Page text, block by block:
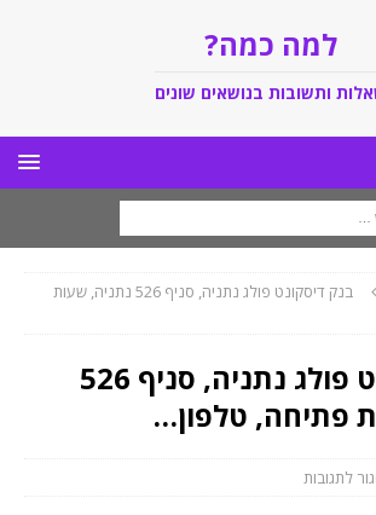
למה כמה?
ותשובות בנושאים שונים
בנק דיסקונט פולג נתניה, סניף 526 נתניה, שעות
בנק דיסקונט פולג נתניה, סניף 526
פתיחה, טלפון…
לתגובות